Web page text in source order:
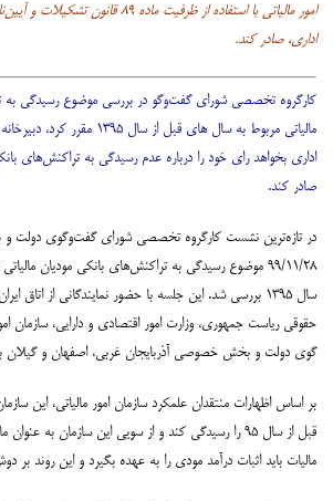
امور مالیاتی با استفاده از ظرفیت ماده ۸۹
اداری، صادر کند.
کارگروه تخصصی شورای گفت‌وگو در بررسی موضوع رسیدگی به
مالیاتی مربوط به سال های قبل از
صادر کند.
در تازه‌ترین نشست کارگروه تخصصی شورای گفت‌وگوی
۹۹/۱۱/۲۸ موضوع رسیدگی به تراکنش‌های بانکی مودیان
سال ۱۳۹۵ بررسی شد. این جلسه با حضور نمایندگانی از اتاق
حقوقی ریاست جمهوری، وزارت امور اقتصادی و دارایی، سازمان
گوی دولت و بخش خصوصی آذربایجان غربی، اصفهان و گیلان
بر اساس اظهارات منتقدان علمکرد سازمان امور مالیاتی، این
قبل از سال ۹۵ را رسیدگی کند و از سویی این سازمان به
مالیات باید اثبات درآمد مودی را به عهده بگیرد و این روند